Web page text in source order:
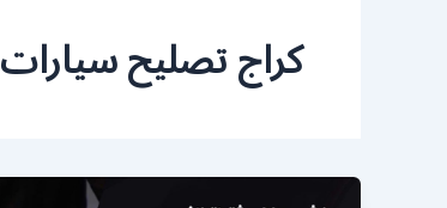
كراج تصليح سيارات